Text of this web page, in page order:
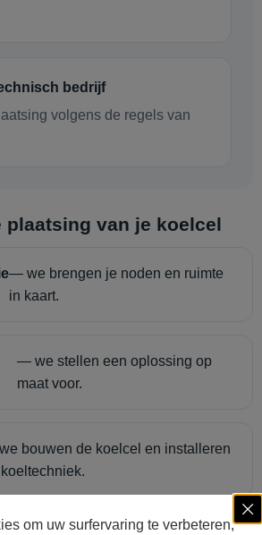
bedrijf
volgens de regels van
plaatsing van je koelcel
— we brengen je noden en ruimte
in kaart.
— we stellen een oplossing op
maat voor.
bouwen de koelcel en installeren
om uw surfervaring te verbeteren,